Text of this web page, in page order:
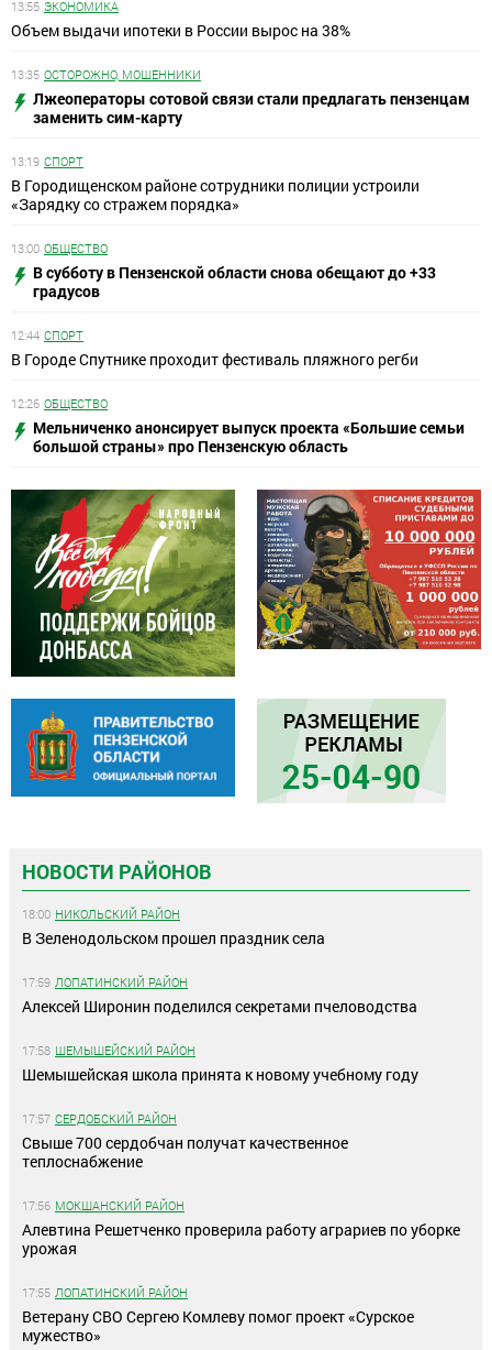
13:55 ЭКОНОМИКА
Объем выдачи ипотеки в России вырос на 38%
13:35 ОСТОРОЖНО, МОШЕННИКИ
Лжеоператоры сотовой связи стали предлагать пензенцам
заменить сим-карту
13:19 СПОРТ
В Городищенском районе сотрудники полиции устроили
«Зарядку со стражем порядка»
13:00 ОБЩЕСТВО
В субботу в Пензенской области снова обещают до +33
градусов
12:44 СПОРТ
В Городе Спутнике проходит фестиваль пляжного регби
12:26 ОБЩЕСТВО
Мельниченко анонсирует выпуск проекта «Большие семьи
большой страны» про Пензенскую область
НОВОСТИ РАЙОНОВ
18:00 НИКОЛЬСКИЙ РАЙОН
В Зеленодольском прошел праздник села
17:59 ЛОПАТИНСКИЙ РАЙОН
Алексей Широнин поделился секретами пчеловодства
17:58 ШЕМЫШЕЙСКИЙ РАЙОН
Шемышейская школа принята к новому учебному году
17:57 СЕРДОБСКИЙ РАЙОН
Свыше 700 сердобчан получат качественное
теплоснабжение
17:56 МОКШАНСКИЙ РАЙОН
Алевтина Решетченко проверила работу аграриев по уборке
урожая
17:55 ЛОПАТИНСКИЙ РАЙОН
Ветерану СВО Сергею Комлеву помог проект «Сурское
мужество»